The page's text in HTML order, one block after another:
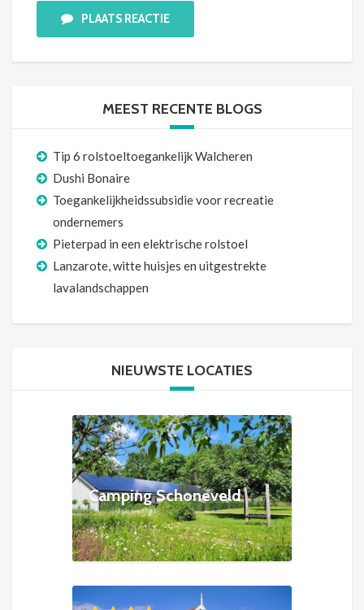
PLAATS REACTIE
MEEST RECENTE BLOGS
Tip 6 rolstoeltoegankelijk Walcheren
Dushi Bonaire
Toegankelijkheidssubsidie voor recreatie
ondernemers
Pieterpad in een elektrische rolstoel
Lanzarote, witte huisjes en uitgestrekte
lavalandschappen
NIEUWSTE LOCATIES
Camping Schoneveld